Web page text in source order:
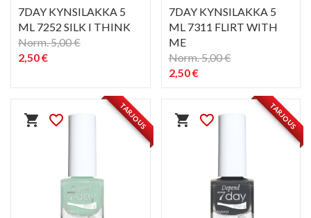
7DAY KYNSILAKKA 5
ML 7252 SILK I THINK
Norm. 5,00 €
2,50 €
7DAY KYNSILAKKA 5
ML 7311 FLIRT WITH
ME
Norm. 5,00 €
2,50 €
shopping_cart favorite_border TARJOUS shopping_cart favorite_border TARJOUS